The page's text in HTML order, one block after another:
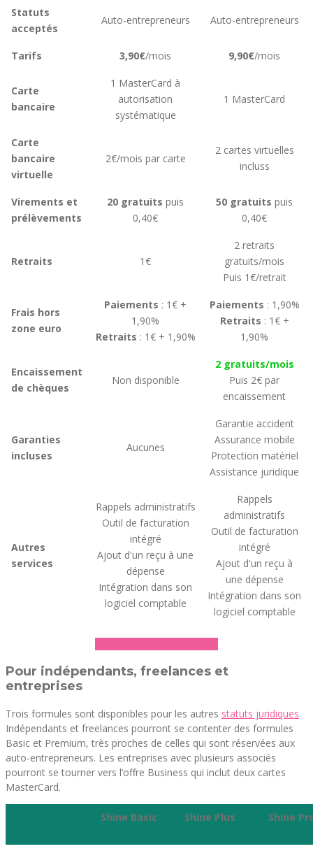
Statuts
acceptés
Auto-entrepreneurs Auto-entrepreneurs
Tarifs 3,90€/mois 9,90€/mois
Carte
bancaire
1 MasterCard à
autorisation
systématique
1 MasterCard
Carte
bancaire
virtuelle
2€/mois par carte
2 cartes virtuelles
incluss
Virements et
prélèvements
20 gratuits puis
0,40€
50 gratuits puis
0,40€
Retraits 1€
2 retraits
gratuits/mois
Puis 1€/retrait
Frais hors
zone euro
Paiements : 1€ +
1,90%
Retraits : 1€ + 1,90%
Paiements : 1,90%
Retraits : 1€ +
1,90%
Encaissement
de chèques
Non disponible
2 gratuits/mois
Puis 2€ par
encaissement
Garanties
incluses
Aucunes
Garantie accident
Assurance mobile
Protection matériel
Assistance juridique
Autres
services
Rappels administratifs
Outil de facturation
intégré
Ajout d'un reçu à une
dépense
Intégration dans son
logiciel comptable
Rappels
administratifs
Outil de facturation
intégré
Ajout d'un reçu à
une dépense
Intégration dans son
logiciel comptable
Pour indépendants, freelances et
entreprises
Trois formules sont disponibles pour les autres statuts juridiques.
Indépendants et freelances pourront se contenter des formules
Basic et Premium, très proches de celles qui sont réservées aux
auto-entrepreneurs. Les entreprises avec plusieurs associés
pourront se tourner vers l’offre Business qui inclut deux cartes
MasterCard.
Shine Basic Shine Plus Shine